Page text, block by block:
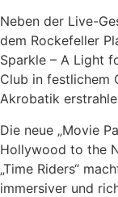
Neben der Live-
dem Rockefeller
Sparkle – A Light
Club in festlichem
Akrobatik
Die neue „Movie
Hollywood to the
„Time Riders“
immersiver und